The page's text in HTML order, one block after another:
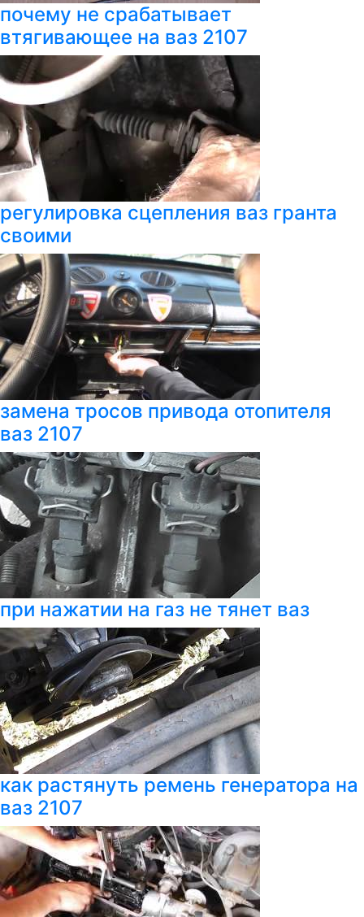
почему не срабатывает
втягивающее на ваз 2107
регулировка сцепления ваз гранта
своими
замена тросов привода отопителя
ваз 2107
при нажатии на газ не тянет ваз
как растянуть ремень генератора на
ваз 2107